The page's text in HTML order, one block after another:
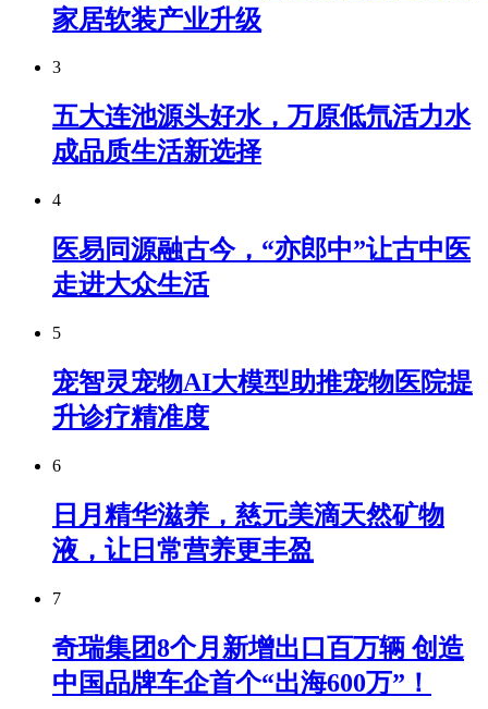
家居软装产业升级
3
五大连池源头好水，万原低氘活力水
成品质生活新选择
4
医易同源融古今，“亦郎中”让古中医
走进大众生活
5
宠智灵宠物AI大模型助推宠物医院提
升诊疗精准度
6
日月精华滋养，慈元美滴天然矿物
液，让日常营养更丰盈
7
奇瑞集团8个月新增出口百万辆 创造
中国品牌车企首个“出海600万”！